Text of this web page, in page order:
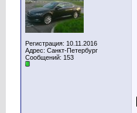
Регистрация: 10.11.2016
Адрес: Санкт-Петербург
Сообщений: 153